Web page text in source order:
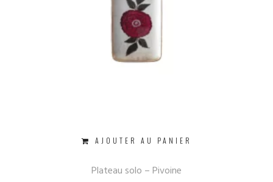
AJOUTER AU PANIER
Plateau solo – Pivoine